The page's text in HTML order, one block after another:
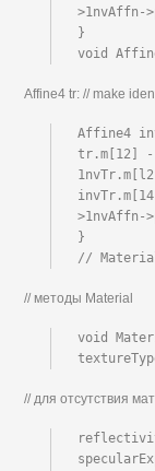
>1nvAffn-
}
void
Affine4 tr: // make
Affine4
tr.m[12]
>1nvAffn-
}
//
// методы Material
void
// для отсутствия